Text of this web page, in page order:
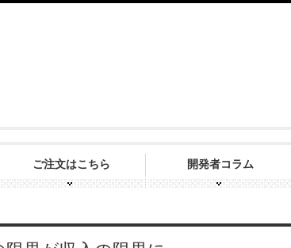
ご注文はこちら 開発者コラム